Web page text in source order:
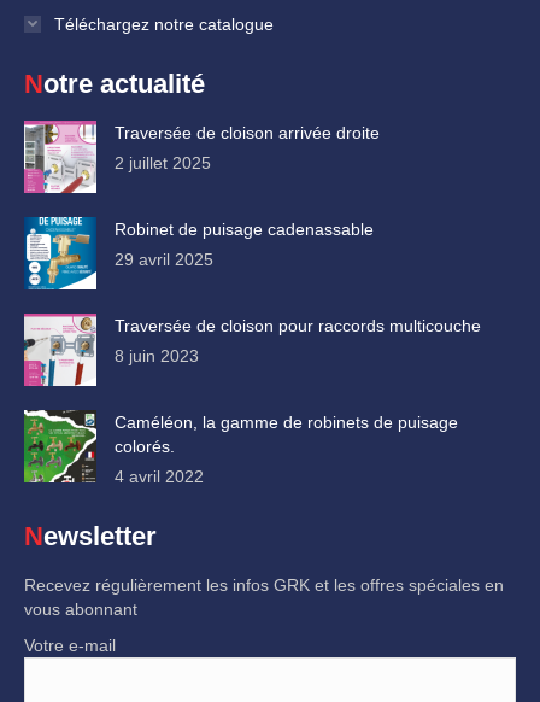
Téléchargez notre catalogue
Notre actualité
Traversée de cloison arrivée droite
2 juillet 2025
Robinet de puisage cadenassable
29 avril 2025
Traversée de cloison pour raccords multicouche
8 juin 2023
Caméléon, la gamme de robinets de puisage
colorés.
4 avril 2022
Newsletter
Recevez régulièrement les infos GRK et les offres spéciales en
vous abonnant
Votre e-mail